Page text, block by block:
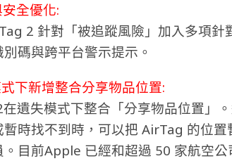
全優化:
2 針對「被追蹤風險」加入多項
碼與跨平台警示提示。
下新增整合分享物品位置:
遺失模式下整合「分享物品位置」
暫時找不到時，可以把 AirTag 的位
。目前Apple 已經和超過 50 家航空